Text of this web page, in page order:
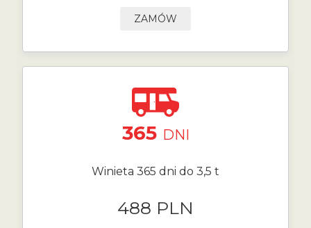
ZAMÓW
365 DNI
Winieta 365 dni do 3,5 t
488 PLN